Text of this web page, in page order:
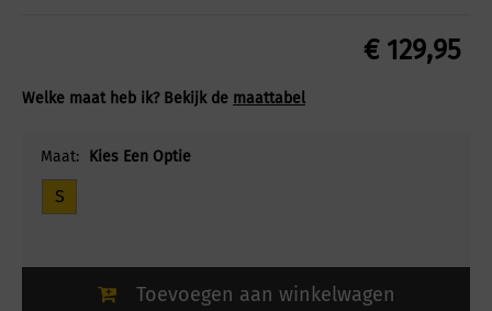
€129,95
Welke maat heb ik? Bekijk de maattabel
Maat: Kies Een Optie
S
Toevoegen aan winkelwagen